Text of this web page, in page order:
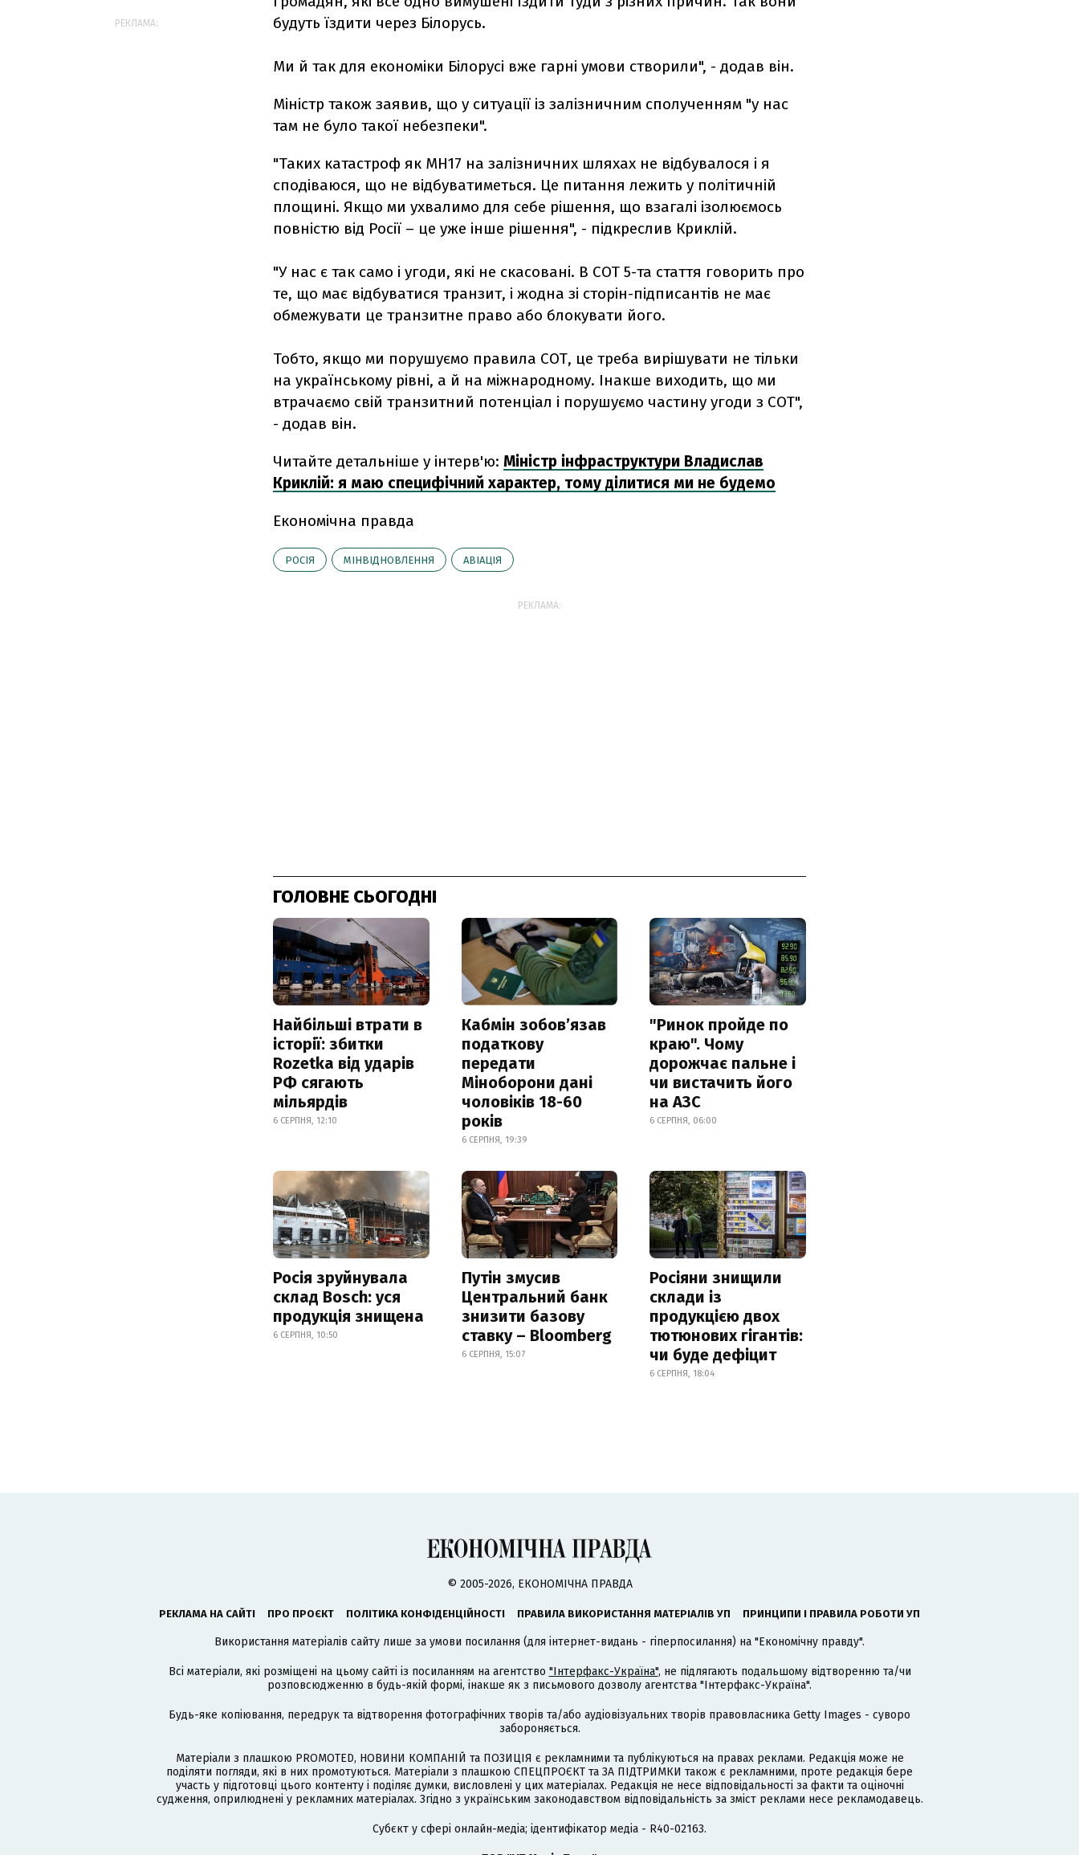
будуть їздити через Білорусь.
Ми й так для економіки Білорусі вже гарні умови створили", - додав він.
Міністр також заявив, що у ситуації із залізничним сполученням "у нас
там не було такої небезпеки".
"Таких катастроф як МН17 на залізничних шляхах не відбувалося і я
сподіваюся, що не відбуватиметься. Це питання лежить у політичній
площині. Якщо ми ухвалимо для себе рішення, що взагалі ізолюємось
повністю від Росії – це уже інше рішення", - підкреслив Криклій.
"У нас є так само і угоди, які не скасовані. В СОТ 5-та стаття говорить про
те, що має відбуватися транзит, і жодна зі сторін-підписантів не має
обмежувати це транзитне право або блокувати його.
Тобто, якщо ми порушуємо правила СОТ, це треба вирішувати не тільки
на українському рівні, а й на міжнародному. Інакше виходить, що ми
втрачаємо свій транзитний потенціал і порушуємо частину угоди з СОТ",
- додав він.
Читайте детальніше у інтерв'ю: Міністр інфраструктури Владислав
Криклій: я маю специфічний характер, тому ділитися ми не будемо
Економічна правда
РОСІЯ МІНВІДНОВЛЕННЯ АВІАЦІЯ
РЕКЛАМА:
ГОЛОВНЕ СЬОГОДНІ
Найбільші втрати в
історії: збитки
Rozetka від ударів
РФ сягають
мільярдів
6 СЕРПНЯ, 12:10
Кабмін зобовʼязав
податкову
передати
Міноборони дані
чоловіків 18-60
років
6 СЕРПНЯ, 19:39
"Ринок пройде по
краю". Чому
дорожчає пальне і
чи вистачить його
на АЗС
6 СЕРПНЯ, 06:00
Росія зруйнувала
склад Bosch: уся
продукція знищена
6 СЕРПНЯ, 10:50
Путін змусив
Центральний банк
знизити базову
ставку – Bloomberg
6 СЕРПНЯ, 15:07
Росіяни знищили
склади із
продукцією двох
тютюнових гігантів:
чи буде дефіцит
6 СЕРПНЯ, 18:04
РЕКЛАМА:
© 2005-2026, ЕКОНОМІЧНА ПРАВДА
РЕКЛАМА НА САЙТІ ПРО ПРОЄКТ ПОЛІТИКА КОНФІДЕНЦІЙНОСТІ ПРАВИЛА ВИКОРИСТАННЯ МАТЕРІАЛІВ УП ПРИНЦИПИ І ПРАВИЛА РОБОТИ УП
Використання матеріалів сайту лише за умови посилання (для інтернет-видань - гіперпосилання) на "Економічну правду".
Всі матеріали, які розміщені на цьому сайті із посиланням на агентство "Інтерфакс-Україна", не підлягають подальшому відтворенню та/чи
розповсюдженню в будь-якій формі, інакше як з письмового дозволу агентства "Інтерфакс-Україна".
Будь-яке копіювання, передрук та відтворення фотографічних творів та/або аудіовізуальних творів правовласника Getty Images - суворо
забороняється.
Матеріали з плашкою PROMOTED, НОВИНИ КОМПАНІЙ та ПОЗИЦІЯ є рекламними та публікуються на правах реклами. Редакція може не
поділяти погляди, які в них промотуються. Матеріали з плашкою СПЕЦПРОЄКТ та ЗА ПІДТРИМКИ також є рекламними, проте редакція бере
участь у підготовці цього контенту і поділяє думки, висловлені у цих матеріалах. Редакція не несе відповідальності за факти та оціночні
судження, оприлюднені у рекламних матеріалах. Згідно з українським законодавством відповідальність за зміст реклами несе рекламодавець.
Cубєкт у сфері онлайн-медіа; ідентифікатор медіа - R40-02163.